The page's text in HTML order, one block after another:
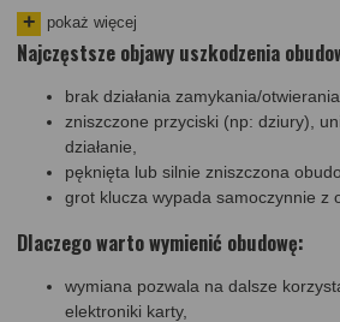
Renault Captur I 2015 - 2019
Renault Clio IV 2012 - 2019 (2012,
Renault Fluence 2009 - 2016
2014, 2015, 2016)
Renault Kadjar 2015 - 2023
2020, 2021, 2022, 2023)
Renault Koleos I 2008 - 2015
2013, 2014, 2015)
Renault Zoe 2013 - 2019
(2013,
2019)
Renault Trafic III 2014 - 2019
pokaż więcej
Najczęstsze objawy uszkodzenia
brak działania zamykania/
zniszczone przyciski (np: dziury),
działanie,
pęknięta lub silnie zniszczona
grot klucza wypada samoczynnie z
Dlaczego warto wymienić obudowę:
wymiana pozwala na dalsze
elektroniki karty,